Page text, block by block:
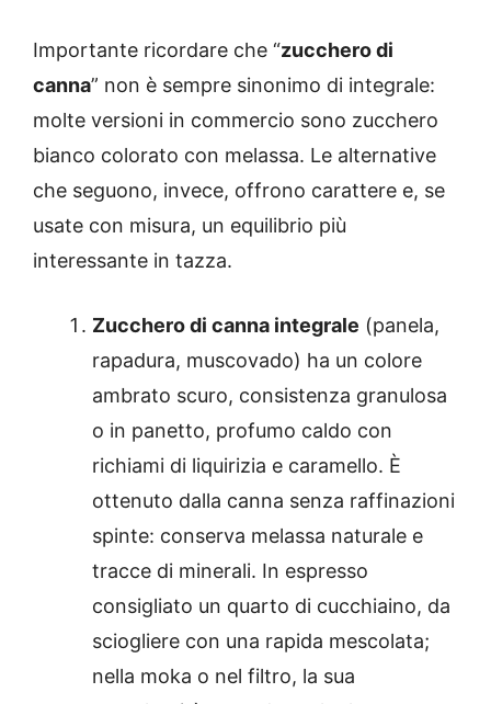
Importante ricordare che “zucchero di
canna” non è sempre sinonimo di integrale:
molte versioni in commercio sono zucchero
bianco colorato con melassa. Le alternative
che seguono, invece, offrono carattere e, se
usate con misura, un equilibrio più
interessante in tazza.
Zucchero di canna integrale (panela,
rapadura, muscovado) ha un colore
ambrato scuro, consistenza granulosa
o in panetto, profumo caldo con
richiami di liquirizia e caramello. È
ottenuto dalla canna senza raffinazioni
spinte: conserva melassa naturale e
tracce di minerali. In espresso
consigliato un quarto di cucchiaino, da
sciogliere con una rapida mescolata;
nella moka o nel filtro, la sua